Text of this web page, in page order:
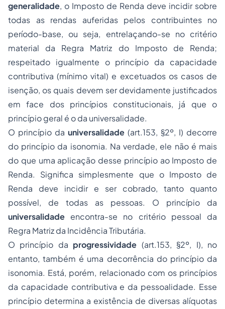
generalidade, o Imposto de Renda deve incidir sobre
todas as rendas auferidas pelos contribuintes no
período-base, ou seja, entrelaçando-se no critério
material da Regra Matriz do Imposto de Renda;
respeitado igualmente o princípio da capacidade
contributiva (mínimo vital) e excetuados os casos de
isenção, os quais devem ser devidamente justificados
em face dos princípios constitucionais, já que o
princípio geral é o da universalidade.
O princípio da universalidade (art.153, §2º, I) decorre
do princípio da isonomia. Na verdade, ele não é mais
do que uma aplicação desse princípio ao Imposto de
Renda. Significa simplesmente que o Imposto de
Renda deve incidir e ser cobrado, tanto quanto
possível, de todas as pessoas. O princípio da
universalidade encontra-se no critério pessoal da
Regra Matriz da Incidência Tributária.
O princípio da progressividade (art.153, §2º, I), no
entanto, também é uma decorrência do princípio da
isonomia. Está, porém, relacionado com os princípios
da capacidade contributiva e da pessoalidade. Esse
princípio determina a existência de diversas alíquotas